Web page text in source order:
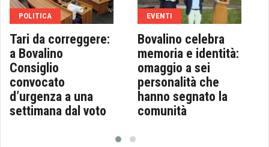
POLITICA
Tari da correggere:
a Bovalino
Consiglio
convocato
d’urgenza a una
settimana dal voto
EVENTI
Bovalino celebra
memoria e identità:
omaggio a sei
personalità che
hanno segnato la
comunità